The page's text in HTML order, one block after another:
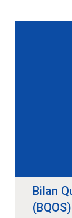
Bilan
(BQOS)